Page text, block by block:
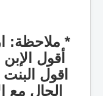
* ملاحظة:
أقول
اقول
الحال مع